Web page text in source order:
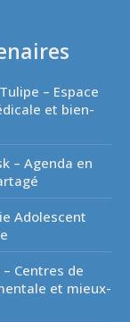
– Espace
et bien-
– Agenda en
Adolescent
Centres de
et mieux-